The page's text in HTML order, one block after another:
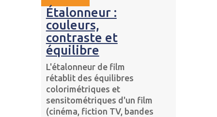
Étalonneur :
couleurs,
contraste et
équilibre
L'étalonneur de film
rétablit des équilibres
colorimétriques et
sensitométriques d'un film
(cinéma, fiction TV, bandes